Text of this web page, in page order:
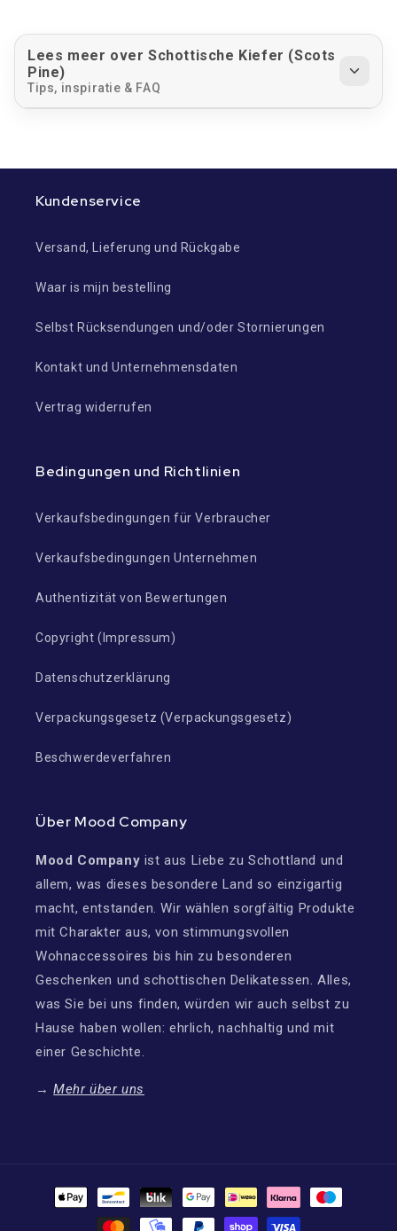
Lees meer over Schottische Kiefer (Scots
Pine)
Tips, inspiratie & FAQ
Kundenservice
Versand, Lieferung und Rückgabe
Waar is mijn bestelling
Selbst Rücksendungen und/oder Stornierungen
Kontakt und Unternehmensdaten
Vertrag widerrufen
Bedingungen und Richtlinien
Verkaufsbedingungen für Verbraucher
Verkaufsbedingungen Unternehmen
Authentizität von Bewertungen
Copyright (Impressum)
Datenschutzerklärung
Verpackungsgesetz (Verpackungsgesetz)
Beschwerdeverfahren
Über Mood Company
Mood Company ist aus Liebe zu Schottland und
allem, was dieses besondere Land so einzigartig
macht, entstanden. Wir wählen sorgfältig Produkte
mit Charakter aus, von stimmungsvollen
Wohnaccessoires bis hin zu besonderen
Geschenken und schottischen Delikatessen. Alles,
was Sie bei uns finden, würden wir auch selbst zu
Hause haben wollen: ehrlich, nachhaltig und mit
einer Geschichte.
→Mehr über uns
Zahlungsmethoden